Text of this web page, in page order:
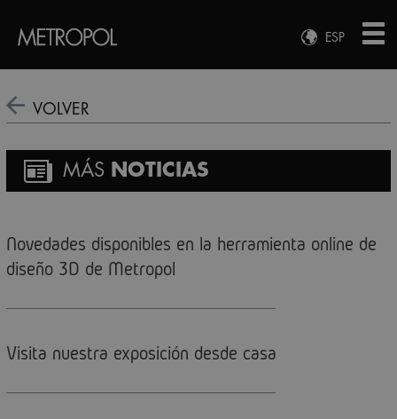
ESP
ENG
VOLVER
MÁS NOTICIAS
Novedades disponibles en la herramienta online de
diseño 3D de Metropol
Visita nuestra exposición desde casa